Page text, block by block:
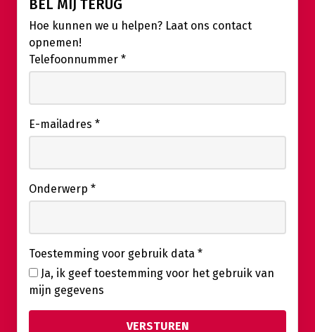
BEL MIJ TERUG
Hoe kunnen we u helpen? Laat ons contact
opnemen!
Telefoonnummer *
E-mailadres *
Onderwerp *
Toestemming voor gebruik data *
Ja, ik geef toestemming voor het gebruik van
mijn gegevens